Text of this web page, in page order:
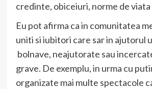
credinte, obiceiuri, norme de viata
Eu pot afirma ca in comunitatea
uniti si iubitori care sar in ajutorul
bolnave, neajutorate sau
grave. De exemplu, in urma cu
organizate mai multe spectacole